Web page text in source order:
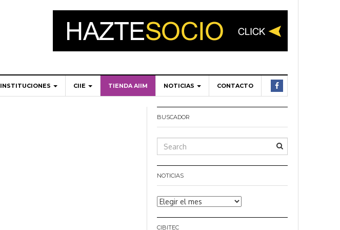
INSTITUCIONES CIIE TIENDA AIIM NOTICIAS CONTACTO
BUSCADOR
NOTICIAS
Noticias
CIBITEC